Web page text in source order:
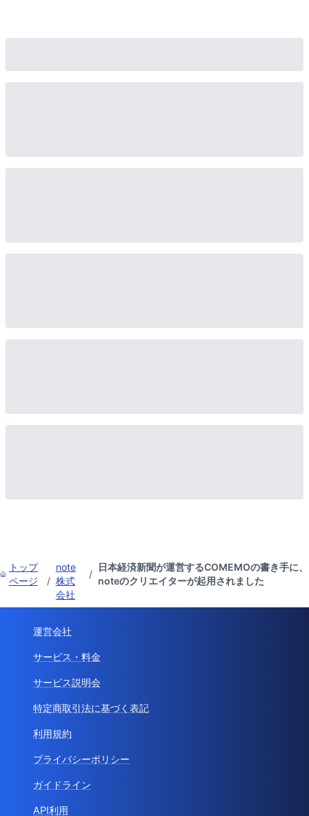
トップ
ページ
/
note
株式
会社
/
日本経済新聞が運営するCOMEMOの書き手に、
noteのクリエイターが起用されました
運営会社
サービス・料金
サービス説明会
特定商取引法に基づく表記
利用規約
プライバシーポリシー
ガイドライン
API利用